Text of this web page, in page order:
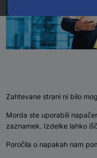
Zahtevane strani ni bilo
Morda ste uporabili
zaznamek. Izdelke lahko
Poročila o napakah nam